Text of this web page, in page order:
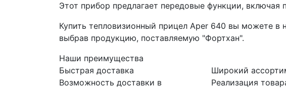
Этот прибор предлагает передовые функции,
Купить тепловизионный прицел Aper 640 вы можете в
выбрав продукцию, поставляемую "Фортхан".
Наши преимущества
Быстрая доставка
Возможность доставки в
Широкий
Реализация